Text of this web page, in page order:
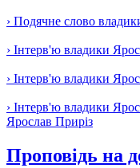
› Подячне слово
› Інтерв'ю владики
› Інтерв'ю владики
› Інтерв'ю владики
Ярослав Приріз
Проповідь на